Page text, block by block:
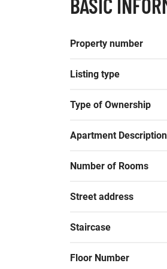
Property number
Listing type
Type of Ownership
Apartment Description
Number of Rooms
Street address
Staircase
Floor Number